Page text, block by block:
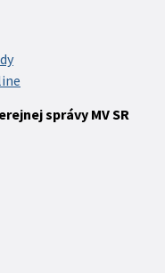
správy MV SR